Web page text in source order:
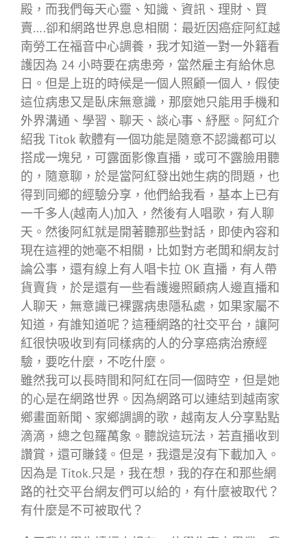
殿，而我們每天心靈、知識、資訊、理財、買
賣….卻和網路世界息息相關：最近因癌症阿紅越
南勞工在福音中心調養，我才知道一對一外籍看
護因為 24 小時要在病患旁，當然雇主有給休息
日。但是上班的時候是一個人照顧一個人，假使
這位病患又是臥床無意識，那麼她只能用手機和
外界溝通、學習、聊天、談心事、紓壓。阿紅介
紹我 Titok 軟體有一個功能是隨意不認識都可以
搭成一塊兒，可露面影像直播，或可不露臉用聽
的，隨意聊，於是當阿紅發出她生病的問題，也
得到同鄉的經驗分享，他們給我看，基本上已有
一千多人(越南人)加入，然後有人唱歌，有人聊
天。然後阿紅就是開著聽那些對話，即使內容和
現在這裡的她毫不相關，比如對方老闆和網友討
論公事，還有線上有人唱卡拉 OK 直播，有人帶
貨賣貨，於是還有一些看護邊照顧病人邊直播和
人聊天，無意識已裸露病患隱私處，如果家屬不
知道，有誰知道呢？這種網路的社交平台，讓阿
紅很快吸收到有同樣病的人的分享癌病治療經
驗，要吃什麼，不吃什麼。
雖然我可以長時間和阿紅在同一個時空，但是她
的心是在網路世界。因為網路可以連結到越南家
鄉畫面新聞、家鄉調調的歌，越南友人分享點點
滴滴，總之包羅萬象。聽說這玩法，若直播收到
讚賞，還可賺錢。但是，我還是沒有下載加入。
因為是 Titok.只是，我在想，我的存在和那些網
路的社交平台網友們可以給的，有什麼被取代？
有什麼是不可被取代？